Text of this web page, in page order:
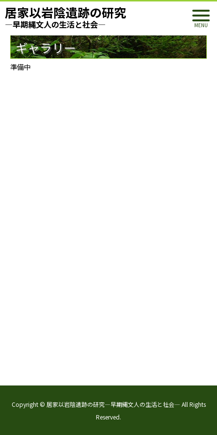
居家以岩陰遺跡の研究
―早期縄文人の生活と社会―
ギャラリー
準備中
Copyright © 居家以岩陰遺跡の研究―早期縄文人の生活と社会― All Rights
Reserved.